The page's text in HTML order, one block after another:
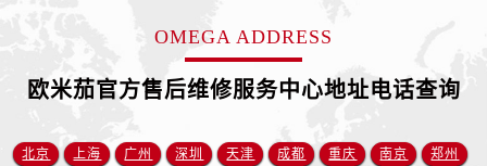
安徽省池州市贵池区长江路欧米茄售后服务中心（需提前预约）
安徽省阜阳市颍州区颍州北路欧米茄售后服务中心（需提前预约）
OMEGA ADDRESS
欧米茄官方售后维修服务中心地址电话查询
北京 上海 广州 深圳 天津 成都 重庆 南京 郑州